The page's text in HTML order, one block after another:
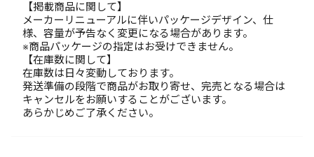
【掲載商品に関して】
メーカーリニューアルに伴いパッケージデザイン、仕
様、容量が予告なく変更になる場合があります。
※商品パッケージの指定はお受けできません。
【在庫数に関して】
在庫数は日々変動しております。
発送準備の段階で商品がお取り寄せ、完売となる場合は
キャンセルをお願いすることがございます。
あらかじめご了承ください。